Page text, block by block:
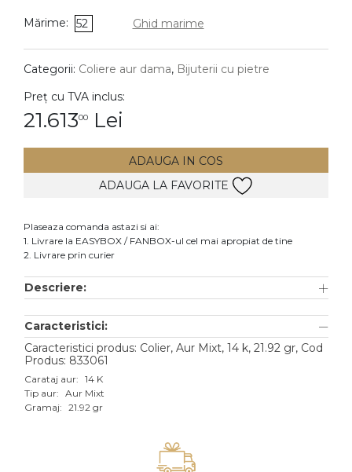
Pandantive
DIAMANTE Vezi toate
Cercei
Accesorii
Aur alb
Aur roz
Aur mixt
Mărime: 52 Ghid marime
Categorii: Coliere aur dama, Bijuterii cu pietre
Preț cu TVA inclus:
21.61300 Lei
ADAUGA IN COS
ADAUGA LA FAVORITE
Plaseaza comanda astazi si ai:
1. Livrare la EASYBOX / FANBOX-ul cel mai apropiat de tine
2. Livrare prin curier
Descriere:
Caracteristici:
Caracteristici produs: Colier, Aur Mixt, 14 k, 21.92 gr, Cod
Produs: 833061
Carataj aur: 14 K
Tip aur: Aur Mixt
Gramaj: 21.92 gr